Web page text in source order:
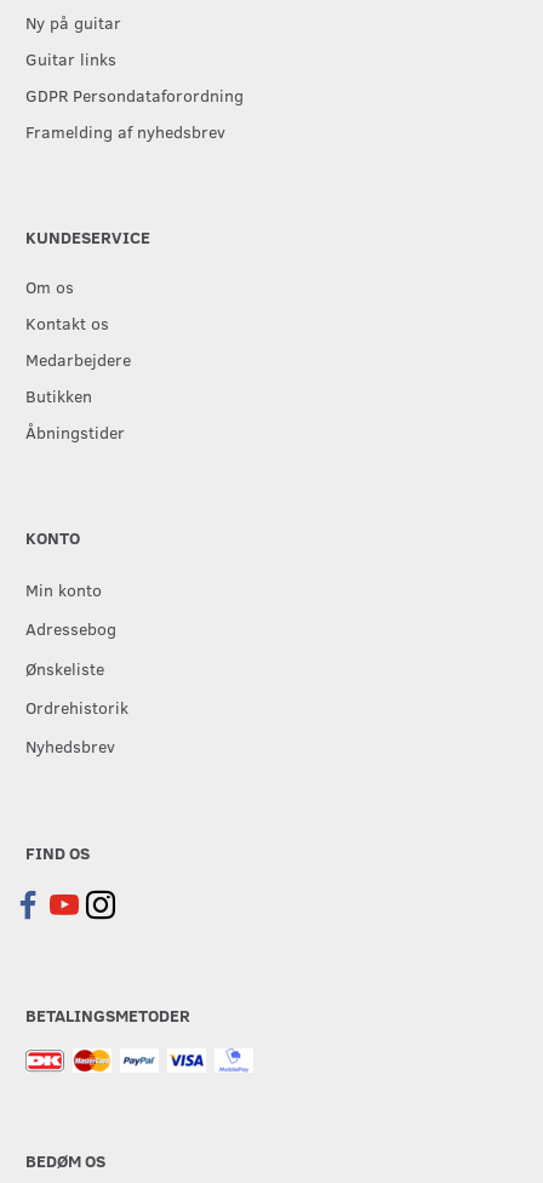
Ny på guitar
Guitar links
GDPR Persondataforordning
Framelding af nyhedsbrev
KUNDESERVICE
Om os
Kontakt os
Medarbejdere
Butikken
Åbningstider
KONTO
Min konto
Adressebog
Ønskeliste
Ordrehistorik
Nyhedsbrev
FIND OS
BETALINGSMETODER
BEDØM OS